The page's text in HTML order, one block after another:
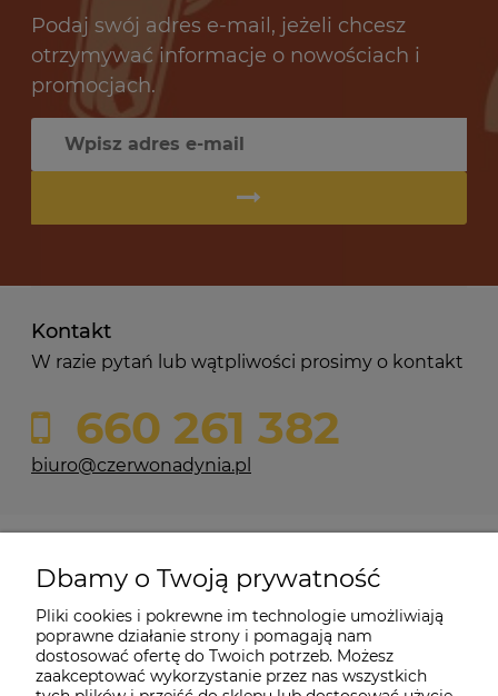
Podaj swój adres e-mail, jeżeli chcesz
otrzymywać informacje o nowościach i
promocjach.
Kontakt
W razie pytań lub wątpliwości prosimy o kontakt
660 261 382
biuro@czerwonadynia.pl
Moje konto
O firmie
Dbamy o Twoją prywatność
Pliki cookies i pokrewne im technologie umożliwiają
poprawne działanie strony i pomagają nam
dostosować ofertę do Twoich potrzeb. Możesz
zaakceptować wykorzystanie przez nas wszystkich